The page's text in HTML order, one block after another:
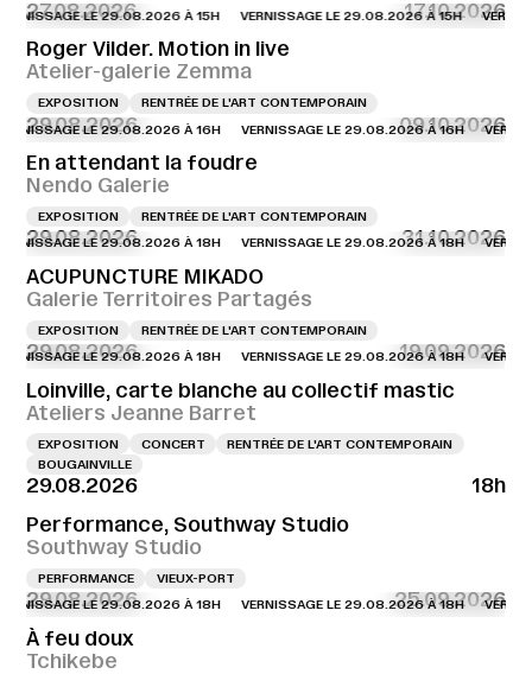
27.08.2026 17.10.2026
LE 29.08.2026 À 15H VERNISSAGE LE 29.08.2026 À 15H
Roger Vilder. Motion in live
Atelier-galerie Zemma
EXPOSITION RENTRÉE DE L'ART CONTEMPORAIN
29.08.2026 09.10.2026
LE 29.08.2026 À 16H VERNISSAGE LE 29.08.2026 À 16H
En attendant la foudre
Nendo Galerie
EXPOSITION RENTRÉE DE L'ART CONTEMPORAIN
29.08.2026 31.10.2026
LE 29.08.2026 À 18H VERNISSAGE LE 29.08.2026 À 18H
ACUPUNCTURE MIKADO
Galerie Territoires Partagés
EXPOSITION RENTRÉE DE L'ART CONTEMPORAIN
29.08.2026 19.09.2026
LE 29.08.2026 À 18H VERNISSAGE LE 29.08.2026 À 18H
Loinville, carte blanche au collectif mastic
Ateliers Jeanne Barret
EXPOSITION CONCERT
RENTRÉE DE L'ART CONTEMPORAIN
BOUGAINVILLE
29.08.2026
18h
Performance, Southway Studio
Southway Studio
PERFORMANCE VIEUX-PORT
29.08.2026 25.09.2026
LE 29.08.2026 À 18H VERNISSAGE LE 29.08.2026 À 18H
À feu doux
Tchikebe